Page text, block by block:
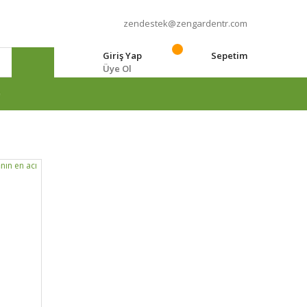
zendestek@zengardentr.com
Giriş Yap
Üye Ol
Sepetim